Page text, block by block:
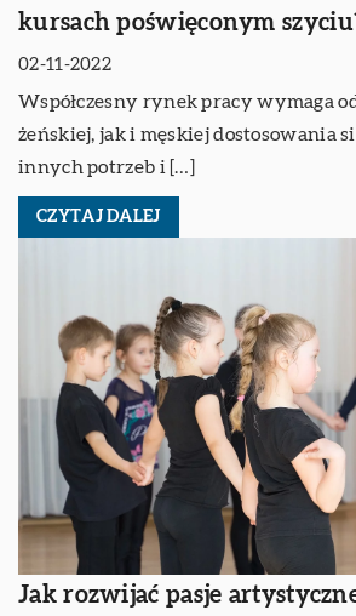
kursach poświęconym
02-11-2022
Współczesny rynek pracy wymaga
żeńskiej, jak i męskiej dostosowania
innych potrzeb i […]
CZYTAJ DALEJ
Jak rozwijać pasje